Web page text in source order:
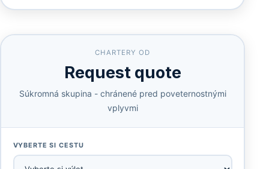
CHARTERY OD
Request quote
Súkromná skupina - chránené pred poveternostnými
vplyvmi
VYBERTE SI CESTU